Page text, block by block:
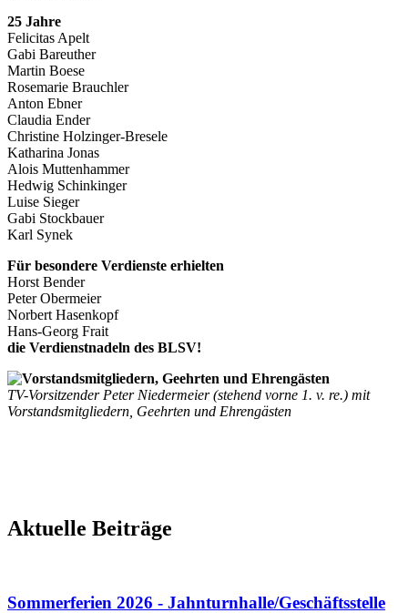
25 Jahre
Felicitas Apelt
Gabi Bareuther
Martin Boese
Rosemarie Brauchler
Anton Ebner
Claudia Ender
Christine Holzinger-Bresele
Katharina Jonas
Alois Muttenhammer
Hedwig Schinkinger
Luise Sieger
Gabi Stockbauer
Karl Synek
Für besondere Verdienste erhielten
Horst Bender
Peter Obermeier
Norbert Hasenkopf
Hans-Georg Frait
die Verdienstnadeln des BLSV!
TV-Vorsitzender Peter Niedermeier (stehend vorne 1. v. re.) mit
Vorstandsmitgliedern, Geehrten und Ehrengästen
Aktuelle Beiträge
Sommerferien 2026 - Jahnturnhalle/Geschäftsstelle